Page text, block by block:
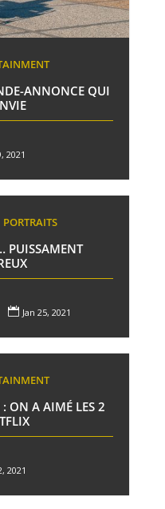
ANNONCE QUI
2021
PORTRAITS
PUISSAMENT
 Jan 25, 2021
ON A AIMÉ LES 2
2021